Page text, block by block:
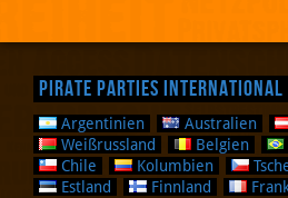
Pirate Parties International
Argentinien Australien
Weißrussland
Belgien
Chile
Kolumbien
Estland
Finnland